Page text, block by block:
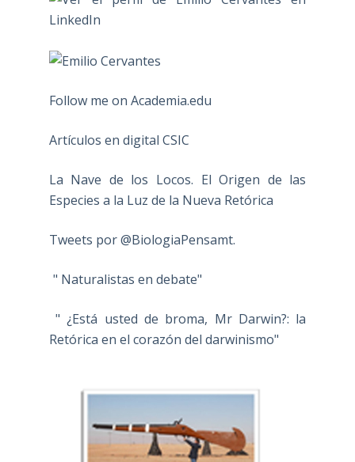
Follow me on Academia.edu
Artículos en digital CSIC
La Nave de los Locos. El Origen de las
Especies a la Luz de la Nueva Retórica
Tweets por @BiologiaPensamt.
" Naturalistas en debate"
" ¿Está usted de broma, Mr Darwin?: la
Retórica en el corazón del darwinismo"